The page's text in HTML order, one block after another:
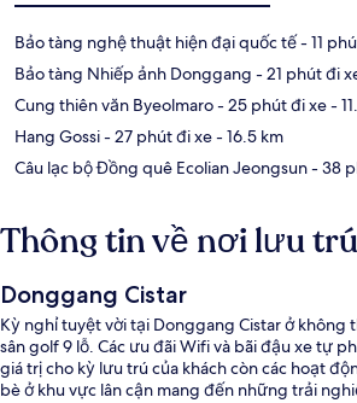
Bảo tàng nghệ thuật hiện đại quốc tế- 11
Bảo tàng Nhiếp ảnh Donggang - 21 phút đi
Cung thiên văn Byeolmaro- 25 phút đi xe-
Hang Gossi- 27 phút đi xe- 16.5 km
Câu lạc bộ Đồng quê Ecolian Jeongsun- 38
Thông tin về nơi lưu
Donggang Cistar
Kỳ nghỉ tuyệt vời tại Donggang Cistar ở không
sân golf 9 lỗ. Các ưu đãi Wifi và bãi đậu xe tự
giá trị cho kỳ lưu trú của khách còn các hoạt
bè ở khu vực lân cận mang đến những trải